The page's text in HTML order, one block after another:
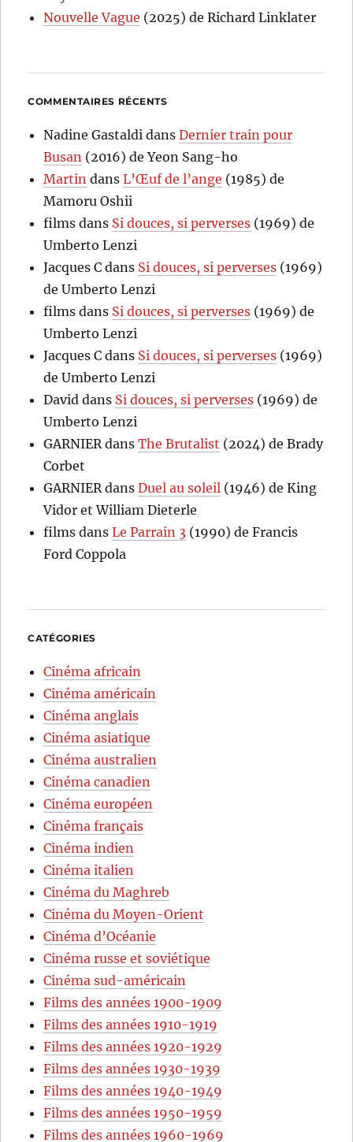
Nouvelle Vague (2025) de Richard Linklater
COMMENTAIRES RÉCENTS
Nadine Gastaldi dansDernier train pour
Busan (2016) de Yeon Sang-ho
Martin dansL’Œuf de l’ange (1985) de
Mamoru Oshii
films dans Si douces, si perverses (1969) de
Umberto Lenzi
Jacques C dans Si douces, si perverses (1969)
de Umberto Lenzi
films dans Si douces, si perverses (1969) de
Umberto Lenzi
Jacques C dans Si douces, si perverses (1969)
de Umberto Lenzi
David dans Si douces, si perverses (1969) de
Umberto Lenzi
GARNIERdansThe Brutalist (2024) de Brady
Corbet
GARNIERdansDuel au soleil (1946) de King
Vidor et William Dieterle
films dansLe Parrain 3 (1990) de Francis
Ford Coppola
CATÉGORIES
Cinéma africain
Cinéma américain
Cinéma anglais
Cinéma asiatique
Cinéma australien
Cinéma canadien
Cinéma européen
Cinéma français
Cinéma indien
Cinéma italien
Cinéma du Maghreb
Cinéma du Moyen-Orient
Cinéma d’Océanie
Cinéma russe et soviétique
Cinéma sud-américain
Films des années 1900-1909
Films des années 1910-1919
Films des années 1920-1929
Films des années 1930-1939
Films des années 1940-1949
Films des années 1950-1959
Films des années 1960-1969